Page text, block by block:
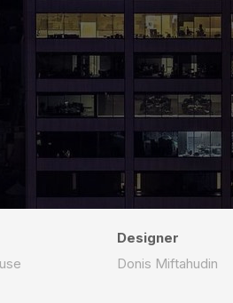
Designer
Donis Miftahudin